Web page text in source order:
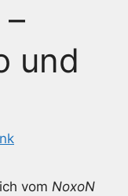
und
vom NoxoN